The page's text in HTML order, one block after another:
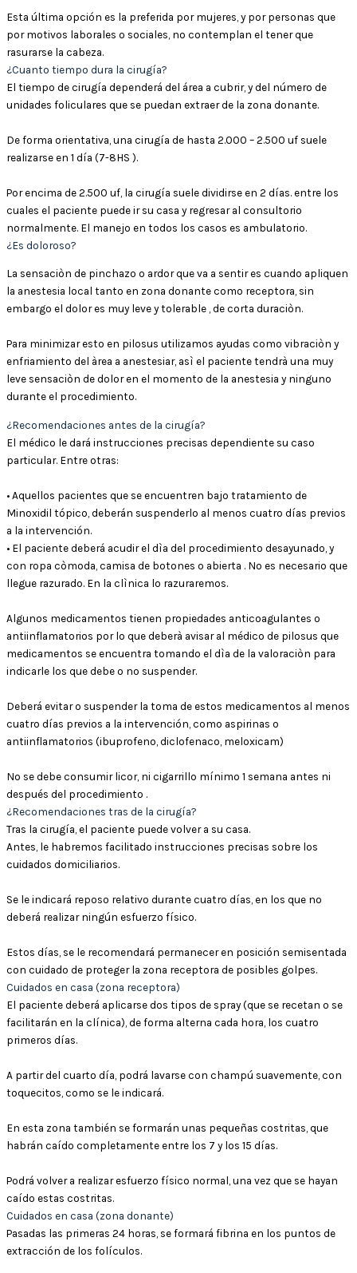
Esta última opción es la preferida por mujeres, y por personas que
por motivos laborales o sociales, no contemplan el tener que
rasurarse la cabeza.
¿Cuanto tiempo dura la cirugía?
El tiempo de cirugía dependerá del área a cubrir, y del número de
unidades foliculares que se puedan extraer de la zona donante.
De forma orientativa, una cirugía de hasta 2.000 – 2.500 uf suele
realizarse en 1 día (7-8HS ).
Por encima de 2.500 uf, la cirugía suele dividirse en 2 días. entre los
cuales el paciente puede ir su casa y regresar al consultorio
normalmente. El manejo en todos los casos es ambulatorio.
¿Es doloroso?
La sensaciòn de pinchazo o ardor que va a sentir es cuando apliquen
la anestesia local tanto en zona donante como receptora, sin
embargo el dolor es muy leve y tolerable , de corta duraciòn.
Para minimizar esto en pilosus utilizamos ayudas como vibraciòn y
enfriamiento del àrea a anestesiar, asì el paciente tendrà una muy
leve sensaciòn de dolor en el momento de la anestesia y ninguno
durante el procedimiento.
¿Recomendaciones antes de la cirugía?
El médico le dará instrucciones precisas dependiente su caso
particular. Entre otras:
• Aquellos pacientes que se encuentren bajo tratamiento de
Minoxidil tópico, deberán suspenderlo al menos cuatro días previos
a la intervención.
• El paciente deberá acudir el dìa del procedimiento desayunado, y
con ropa còmoda, camisa de botones o abierta . No es necesario que
llegue razurado. En la clìnica lo razuraremos.
Algunos medicamentos tienen propiedades anticoagulantes o
antiinflamatorios por lo que deberà avisar al médico de pilosus que
medicamentos se encuentra tomando el dìa de la valoraciòn para
indicarle los que debe o no suspender.
Deberá evitar o suspender la toma de estos medicamentos al menos
cuatro días previos a la intervención, como aspirinas o
antiinflamatorios (ibuprofeno, diclofenaco, meloxicam)
No se debe consumir licor, ni cigarrillo mínimo 1 semana antes ni
después del procedimiento .
¿Recomendaciones tras de la cirugía?
Tras la cirugía, el paciente puede volver a su casa.
Antes, le habremos facilitado instrucciones precisas sobre los
cuidados domiciliarios.
Se le indicará reposo relativo durante cuatro días, en los que no
deberá realizar ningún esfuerzo físico.
Estos días, se le recomendará permanecer en posición semisentada
con cuidado de proteger la zona receptora de posibles golpes.
Cuidados en casa (zona receptora)
El paciente deberá aplicarse dos tipos de spray (que se recetan o se
facilitarán en la clínica), de forma alterna cada hora, los cuatro
primeros días.
A partir del cuarto día, podrá lavarse con champú suavemente, con
toquecitos, como se le indicará.
En esta zona también se formarán unas pequeñas costritas, que
habrán caído completamente entre los 7 y los 15 días.
Podrá volver a realizar esfuerzo físico normal, una vez que se hayan
caído estas costritas.
Cuidados en casa (zona donante)
Pasadas las primeras 24 horas, se formará fibrina en los puntos de
extracción de los folículos.